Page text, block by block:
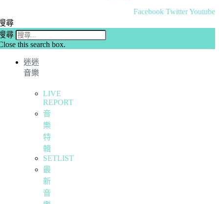
Facebook TwitterYoutube
尋
尋
this search box.
迷迷
音樂
LIVE
REPORT
音
樂
特
輯
SETLIST
最
新
音